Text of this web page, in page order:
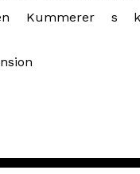
Kummerer s